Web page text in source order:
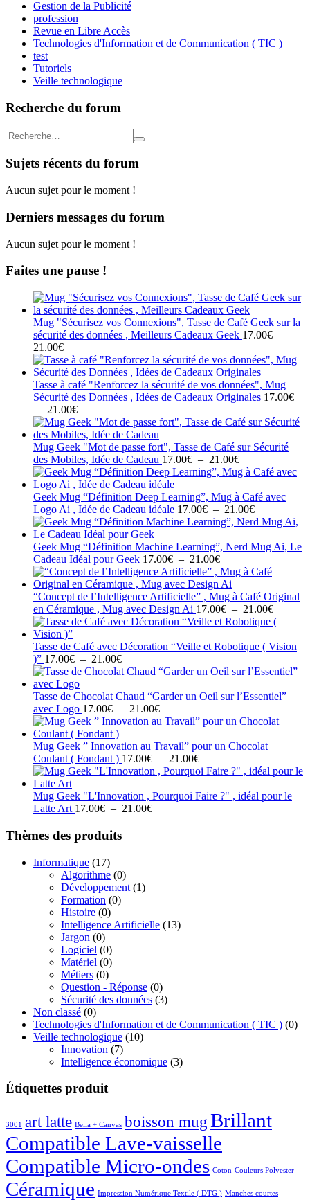
Gestion de la Publicité
profession
Revue en Libre Accès
Technologies d'Information et de Communication ( TIC )
test
Tutoriels
Veille technologique
Recherche du forum
Sujets récents du forum
Aucun sujet pour le moment !
Derniers messages du forum
Aucun sujet pour le moment !
Faites une pause !
Mug "Sécurisez vos Connexions", Tasse de Café Geek sur la
sécurité des données , Meilleurs Cadeaux Geek 17.00€ –
21.00€Plage
de
prix :
17.00€
à
21.00€
Tasse à café "Renforcez la sécurité de vos données", Mug
Sécurité des Données , Idées de Cadeaux Originales 17.00€
– 21.00€Plage
de
prix :
17.00€
à
21.00€
Mug Geek "Mot de passe fort", Tasse de Café sur Sécurité
des Mobiles, Idée de Cadeau 17.00€ – 21.00€Plage
de
17.00€
à
21.00€
Geek Mug “Définition Deep Learning”, Mug à Café avec
Logo Ai , Idée de Cadeau idéale 17.00€ – 21.00€Plage
de
17.00€
21.00€
Geek Mug “Définition Machine Learning”, Nerd Mug Ai, Le
Cadeau Idéal pour Geek 17.00€ – 21.00€Plage
de
prix :
17.00€
à
21.00€
“Concept de l’Intelligence Artificielle” , Mug à Café Original
en Céramique , Mug avec Design Ai 17.00€ – 21.00€Plage
de
17.00€
21.00€
Tasse de Café avec Décoration “Veille et Robotique ( Vision
)” 17.00€ – 21.00€Plage
de
17.00€
à
21.00€
Tasse de Chocolat Chaud “Garder un Oeil sur l’Essentiel”
avec Logo 17.00€ – 21.00€Plage
de
17.00€
à
21.00€
Mug Geek ” Innovation au Travail” pour un Chocolat
Coulant ( Fondant ) 17.00€ – 21.00€Plage
de
17.00€
Mug Geek "L'Innovation , Pourquoi Faire ?" , idéal pour le
Latte Art 17.00€ – 21.00€Plage
Thèmes des produits
Informatique (17)
Algorithme (0)
Développement (1)
Formation (0)
Histoire (0)
Intelligence Artificielle (13)
Jargon (0)
Logiciel (0)
Matériel (0)
Métiers (0)
Question - Réponse (0)
Sécurité des données (3)
Non classé (0)
Technologies d'Information et de Communication ( TIC ) (0)
Veille technologique (10)
Innovation (7)
Intelligence économique (3)
Étiquettes produit
3001 art latte Bella + Canvas boisson mugBrillant
Compatible Lave-vaisselle
Compatible Micro-ondes Coton Couleurs Polyester
Céramique Impression Numérique Textile ( DTG ) Manches courtes